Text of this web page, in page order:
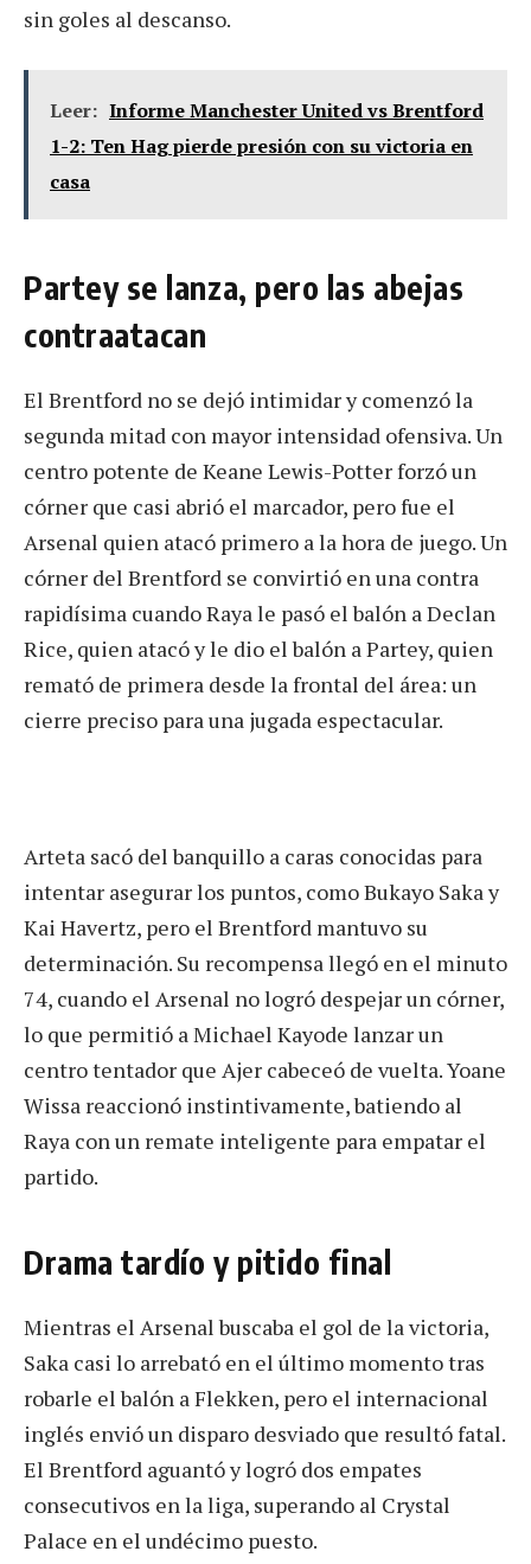
sin goles al descanso.
Leer: Informe Manchester United vs Brentford
1-2: Ten Hag pierde presión con su victoria en
casa
Partey se lanza, pero las abejas
contraatacan
El Brentford no se dejó intimidar y comenzó la
segunda mitad con mayor intensidad ofensiva. Un
centro potente de Keane Lewis-Potter forzó un
córner que casi abrió el marcador, pero fue el
Arsenal quien atacó primero a la hora de juego. Un
córner del Brentford se convirtió en una contra
rapidísima cuando Raya le pasó el balón a Declan
Rice, quien atacó y le dio el balón a Partey, quien
remató de primera desde la frontal del área: un
cierre preciso para una jugada espectacular.
Arteta sacó del banquillo a caras conocidas para
intentar asegurar los puntos, como Bukayo Saka y
Kai Havertz, pero el Brentford mantuvo su
determinación. Su recompensa llegó en el minuto
74, cuando el Arsenal no logró despejar un córner,
lo que permitió a Michael Kayode lanzar un
centro tentador que Ajer cabeceó de vuelta. Yoane
Wissa reaccionó instintivamente, batiendo al
Raya con un remate inteligente para empatar el
partido.
Drama tardío y pitido final
Mientras el Arsenal buscaba el gol de la victoria,
Saka casi lo arrebató en el último momento tras
robarle el balón a Flekken, pero el internacional
inglés envió un disparo desviado que resultó fatal.
El Brentford aguantó y logró dos empates
consecutivos en la liga, superando al Crystal
Palace en el undécimo puesto.